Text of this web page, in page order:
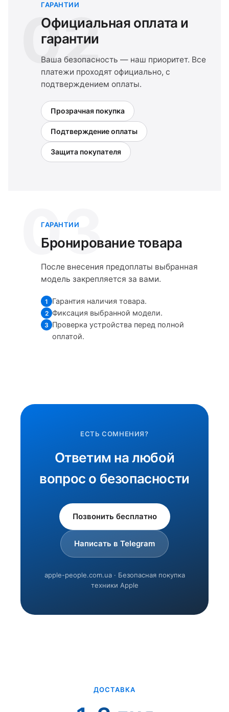
02
ГАРАНТИИ
Официальная оплата и
гарантии
Ваша безопасность — наш приоритет. Все
платежи проходят официально, с
подтверждением оплаты.
Прозрачная покупка
Подтверждение оплаты
Защита покупателя
03
ГАРАНТИИ
Бронирование товара
После внесения предоплаты выбранная
модель закрепляется за вами.
1 Гарантия наличия товара.
2 Фиксация выбранной модели.
3 Проверка устройства перед полной
оплатой.
ЕСТЬ СОМНЕНИЯ?
Ответим на любой
вопрос о безопасности
Позвонить бесплатно
Написать в Telegram
apple-people.com.ua · Безопасная покупка
техники Apple
ДОСТАВКА